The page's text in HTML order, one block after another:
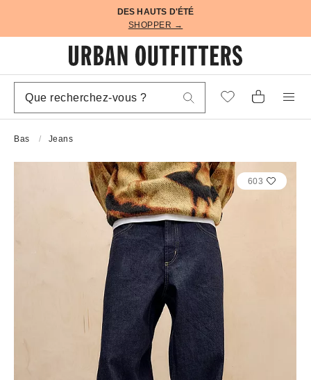
DES HAUTS D'ÉTÉ
SHOPPER →
Bas Jeans
603